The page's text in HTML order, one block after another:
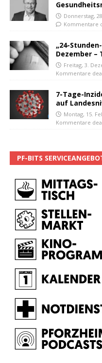
Donnerstag,
Kommentare
„24-
Dezember
Freitag, 3.
Kommentare
7-Tage-
auf
Montag, 15.
Kommentare
PF-BITS